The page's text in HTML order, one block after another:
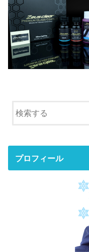
プロフィール